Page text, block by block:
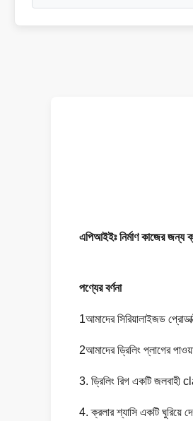
এপিআইইঃ নির্মাণ কাজের জন্য
পণ্যের বর্ণনা
1আমাদের সিরিয়ালাইজড
2আমাদের ড্রিলিং প্লাগের
3. ড্রিলিং রিগ একটি
4. ক্রলার শ্যাসি একটি ঘুরিয়ে